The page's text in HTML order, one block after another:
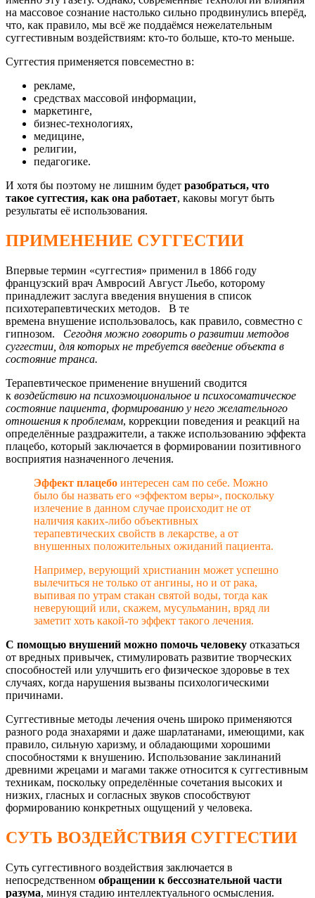
на массовое сознание настолько сильно продвинулись вперёд,
что, как правило, мы всё же поддаёмся нежелательным
суггестивным воздействиям: кто-то больше, кто-то меньше.
Суггестия применяется повсеместно в:
рекламе,
средствах массовой информации,
маркетинге,
бизнес-технологиях,
медицине,
религии,
педагогике.
И хотя бы поэтому не лишним будет разобраться, что
такое суггестия, как она работает, каковы могут быть
результаты её использования.
ПРИМЕНЕНИЕ СУГГЕСТИИ
Впервые термин «суггестия» применил в 1866 году
французский врач Амвросий Август Льебо, которому
принадлежит заслуга введения внушения в список
психотерапевтических методов. В те
времена внушение использовалось, как правило, совместно с
гипнозом. Сегодня можно говорить о развитии методов
суггестии, для которых не требуется введение объекта в
состояние транса.
Терапевтическое применение внушений сводится
к воздействию на психоэмоциональное и психосоматическое
состояние пациента, формированию у него желательного
отношения к проблемам, коррекции поведения и реакций на
определённые раздражители, а также использованию эффекта
плацебо, который заключается в формировании позитивного
восприятия назначенного лечения.
Эффект плацебо интересен сам по себе. Можно
было бы назвать его «эффектом веры», поскольку
излечение в данном случае происходит не от
наличия каких-либо объективных
терапевтических свойств в лекарстве, а от
внушенных положительных ожиданий пациента.
Например, верующий христианин может успешно
вылечиться не только от ангины, но и от рака,
выпивая по утрам стакан святой воды, тогда как
неверующий или, скажем, мусульманин, вряд ли
заметит хоть какой-то эффект такого лечения.
С помощью внушений можно помочь человеку отказаться
от вредных привычек, стимулировать развитие творческих
способностей или улучшить его физическое здоровье в тех
случаях, когда нарушения вызваны психологическими
причинами.
Суггестивные методы лечения очень широко применяются
разного рода знахарями и даже шарлатанами, имеющими, как
правило, сильную харизму, и обладающими хорошими
способностями к внушению. Использование заклинаний
древними жрецами и магами также относится к суггестивным
техникам, поскольку определённые сочетания высоких и
низких, гласных и согласных звуков способствуют
формированию конкретных ощущений у человека.
СУТЬ ВОЗДЕЙСТВИЯ СУГГЕСТИИ
Суть суггестивного воздействия заключается в
непосредственном обращении к бессознательной части
разума, минуя стадию интеллектуального осмысления.